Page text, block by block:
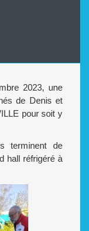
2023, une
de Denis et
pour soit y
terminent de
hall réfrigéré à